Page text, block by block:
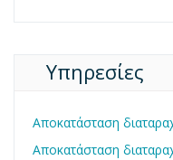
Υπηρεσίες
Αποκατάσταση
Αποκατάσταση